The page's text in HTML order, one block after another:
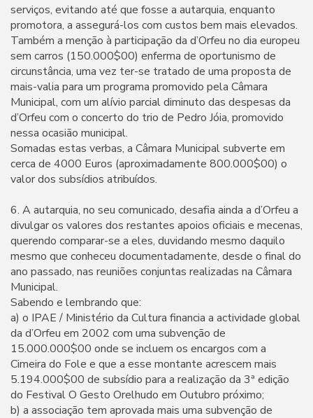
serviços, evitando até que fosse a autarquia, enquanto
promotora, a assegurá-los com custos bem mais elevados.
Também a menção à participação da d’Orfeu no dia europeu
sem carros (150.000$00) enferma de oportunismo de
circunstância, uma vez ter-se tratado de uma proposta de
mais-valia para um programa promovido pela Câmara
Municipal, com um alívio parcial diminuto das despesas da
d’Orfeu com o concerto do trio de Pedro Jóia, promovido
nessa ocasião municipal.
Somadas estas verbas, a Câmara Municipal subverte em
cerca de 4000 Euros (aproximadamente 800.000$00) o
valor dos subsídios atribuídos.
6. A autarquia, no seu comunicado, desafia ainda a d’Orfeu a
divulgar os valores dos restantes apoios oficiais e mecenas,
querendo comparar-se a eles, duvidando mesmo daquilo
mesmo que conheceu documentadamente, desde o final do
ano passado, nas reuniões conjuntas realizadas na Câmara
Municipal.
Sabendo e lembrando que:
a) o IPAE / Ministério da Cultura financia a actividade global
da d’Orfeu em 2002 com uma subvenção de
15.000.000$00 onde se incluem os encargos com a
Cimeira do Fole e que a esse montante acrescem mais
5.194.000$00 de subsídio para a realização da 3ª edição
do Festival O Gesto Orelhudo em Outubro próximo;
b) a associação tem aprovada mais uma subvenção de